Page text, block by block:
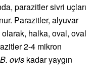
parazitler sivri uçları
Parazitler, alyuvar
halka, oval, oval
2-4 mikron
B. ovis kadar yaygın